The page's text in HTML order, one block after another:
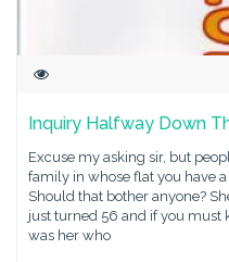
Inquiry Halfway Down
Excuse my asking sir, but
family in whose flat you have
Should that bother anyone?
just turned 56 and if you must
was her who